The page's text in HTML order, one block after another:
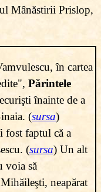
Mânăstirii Prislop,
, în cartea
Părintele
înainte de a
(sursa)
faptul că a
(sursa) Un alt
voia să
neapărat